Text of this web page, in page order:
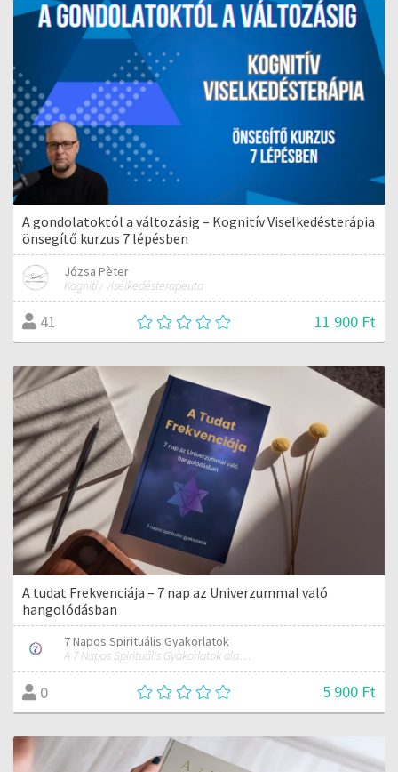
A gondolatoktól a változásig – Kognitív Viselkedésterápia
önsegítő kurzus 7 lépésben
Józsa Pèter
Kognitív viselkedésterapeuta
41 11 900 Ft
A tudat Frekvenciája – 7 nap az Univerzummal való
hangolódásban
7 Napos Spirituális Gyakorlatok
A 7 Napos Spirituális Gyakorlatok alapítója és mentora.
0 5 900 Ft